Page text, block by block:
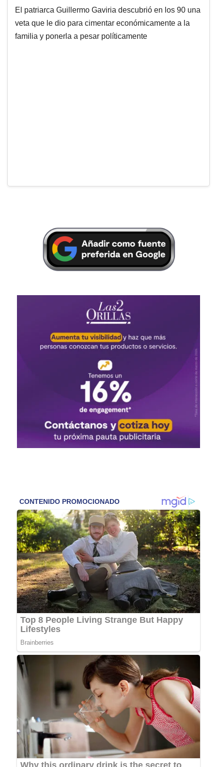
El patriarca Guillermo Gaviria descubrió en los 90 una
veta que le dio para cimentar económicamente a la
familia y ponerla a pesar políticamente